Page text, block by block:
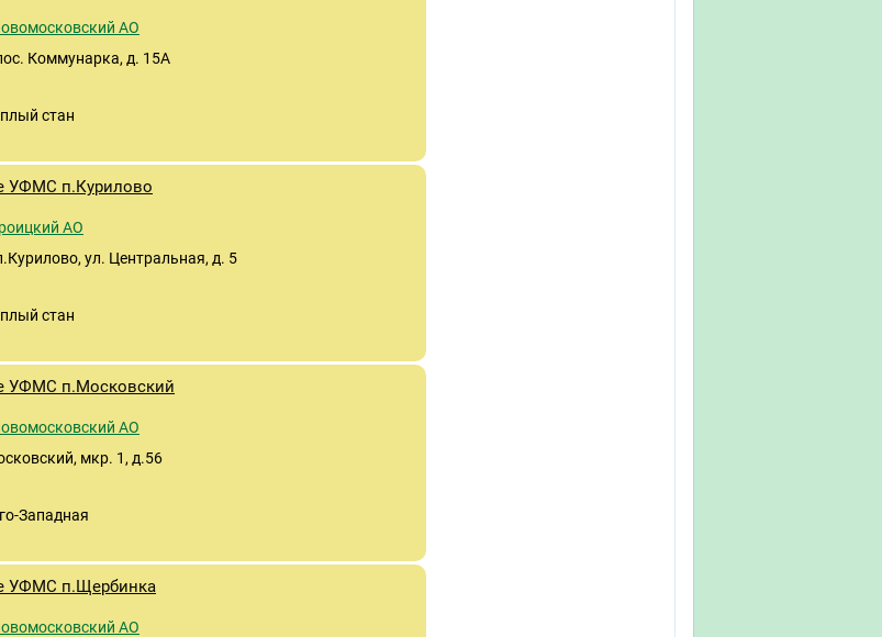
АО
Коммунарка, д. 15А
стан
УФМС п.Курилово
АО
ул. Центральная, д. 5
стан
УФМС п.Московский
АО
мкр. 1, д.56
Западная
УФМС п.Щербинка
АО